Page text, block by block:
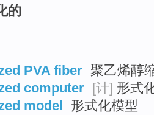
的
PVA fiber 聚乙烯醇
computer [计] 形式
model
形式化模型